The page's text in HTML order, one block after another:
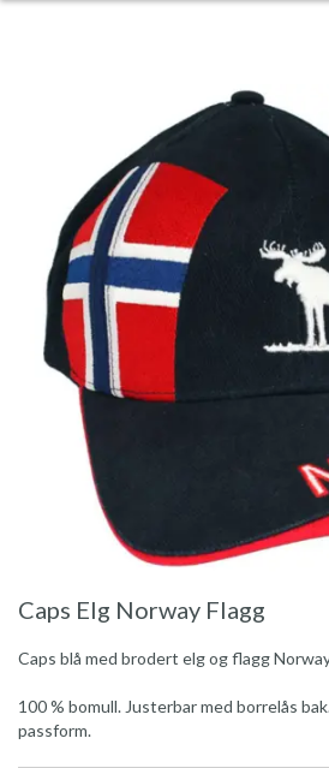
Caps Elg Norway Flagg
Caps blå med brodert elg og flagg
100 % bomull. Justerbar med borrelås
passform.